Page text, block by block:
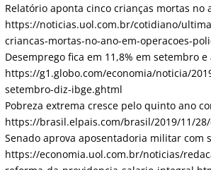
Relatório aponta cinco crianças mortas no
https://noticias.uol.com.br/cotidiano/
criancas-mortas-no-ano-em-operacoes-
Desemprego fica em 11,8% em setembro
https://g1.globo.com/economia/noticia/
setembro-diz-ibge.ghtml
Pobreza extrema cresce pelo quinto ano
https://brasil.elpais.com/brasil/2019/11/
Senado aprova aposentadoria militar
https://economia.uol.com.br/noticias/